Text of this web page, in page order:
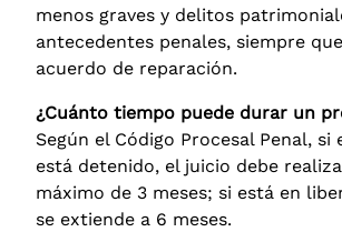
menos graves y delitos
antecedentes penales, siempre
acuerdo de reparación.
¿Cuánto tiempo puede durar un
Según el Código Procesal Penal, si
está detenido, el juicio debe
máximo de 3 meses; si está en
se extiende a 6 meses.